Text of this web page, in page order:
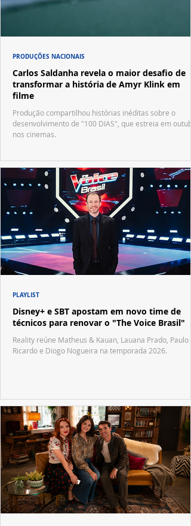
Carlos Saldanha revela o maior desafio de
transformar a história de Amyr Klink em
filme
Produção compartilhou histórias inéditas sobre o
desenvolvimento de "100 DIAS", que estreia em
nos cinemas.
PRODUÇÕES NACIONAIS
Disney+ e SBT apostam em novo time de
técnicos para renovar o "The Voice Brasil"
Reality reúne Matheus & Kauan, Lauana Prado, Paulo
Ricardo e Diogo Nogueira na temporada 2026.
PLAYLIST